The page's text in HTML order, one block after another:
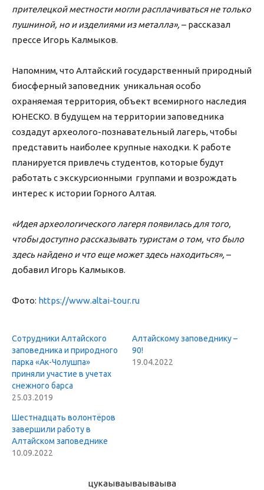
прителецкой местности могли расплачиваться не только
пушниной, но и изделиями из металла», – рассказал
прессе Игорь Калмыков.
Напомним, что Алтайский государственный природный
биосферный заповедник уникальная особо
охраняемая территория, объект всемирного наследия
ЮНЕСКО. В будущем на территории заповедника
создадут археолого-познавательный лагерь, чтобы
представить наиболее крупные находки. К работе
планируется привлечь студентов, которые будут
работать с экскурсионными группами и возрождать
интерес к истории Горного Алтая.
«Идея археологического лагеря появилась для того,
чтобы доступно рассказывать туристам о том, что было
здесь найдено и что еще может здесь находиться», –
добавил Игорь Калмыков.
Фото: https://www.altai-tour.ru
Сотрудники Алтайского
заповедника и природного
парка «Ак-Чолушпа»
приняли участие в учетах
снежного барса
25.03.2019
Алтайскому заповеднику –
90!
19.04.2022
Шестнадцать волонтёров
завершили работу в
Алтайском заповеднике
10.09.2022
цукаываываываыва